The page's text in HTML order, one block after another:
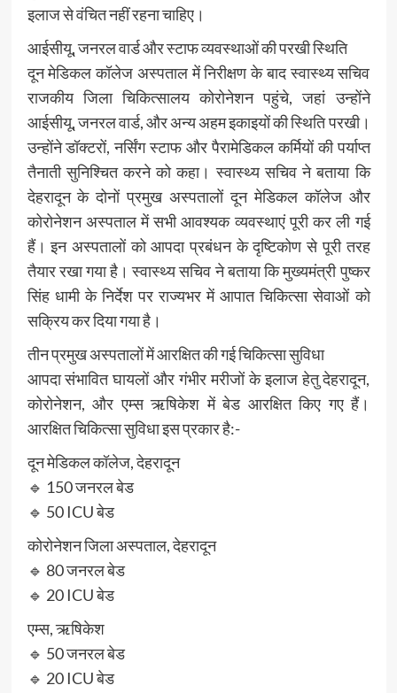
इलाज से वंचित नहीं रहना चाहिए।
आईसीयू, जनरल वार्ड और स्टाफ व्यवस्थाओं की परखी स्थिति
दून मेडिकल कॉलेज अस्पताल में निरीक्षण के बाद स्वास्थ्य सचिव
राजकीय जिला चिकित्सालय कोरोनेशन पहुंचे, जहां उन्होंने
आईसीयू, जनरल वार्ड, और अन्य अहम इकाइयों की स्थिति परखी।
उन्होंने डॉक्टरों, नर्सिंग स्टाफ और पैरामेडिकल कर्मियों की पर्याप्त
तैनाती सुनिश्चित करने को कहा। स्वास्थ्य सचिव ने बताया कि
देहरादून के दोनों प्रमुख अस्पतालों दून मेडिकल कॉलेज और
कोरोनेशन अस्पताल में सभी आवश्यक व्यवस्थाएं पूरी कर ली गई
हैं। इन अस्पतालों को आपदा प्रबंधन के दृष्टिकोण से पूरी तरह
तैयार रखा गया है। स्वास्थ्य सचिव ने बताया कि मुख्यमंत्री पुष्कर
सिंह धामी के निर्देश पर राज्यभर में आपात चिकित्सा सेवाओं को
सक्रिय कर दिया गया है।
तीन प्रमुख अस्पतालों में आरक्षित की गई चिकित्सा सुविधा
आपदा संभावित घायलों और गंभीर मरीजों के इलाज हेतु देहरादून,
कोरोनेशन, और एम्स ऋषिकेश में बेड आरक्षित किए गए हैं।
आरक्षित चिकित्सा सुविधा इस प्रकार है:-
दून मेडिकल कॉलेज, देहरादून
🔹 150 जनरल बेड
🔹 50 ICU बेड
कोरोनेशन जिला अस्पताल, देहरादून
🔹 80 जनरल बेड
🔹 20 ICU बेड
एम्स, ऋषिकेश
🔹 50 जनरल बेड
🔹 20 ICU बेड